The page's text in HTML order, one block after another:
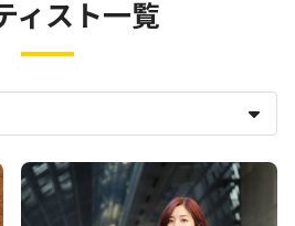
ィスト一覧